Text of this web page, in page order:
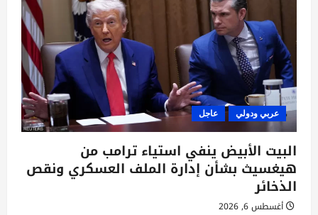
عربي ودولي عاجل
البيت الأبيض ينفي استياء ترامب من
هيغسيث بشأن إدارة الملف العسكري ونقص
الذخائر
أغسطس 6, 2026